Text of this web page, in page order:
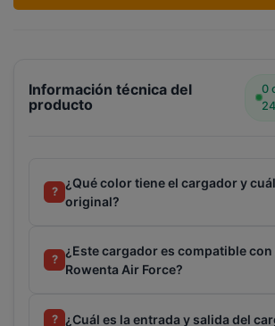
Información técnica del
producto
0
?
¿Qué color tiene el cargador y
original?
?
¿Este cargador es compatible
Rowenta Air Force?
? ¿Cuál es la entrada y salida del
Terminal de consulta○ Motor activo